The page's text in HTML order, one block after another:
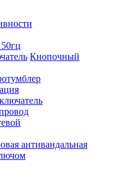
Кнопочный
антивандальная